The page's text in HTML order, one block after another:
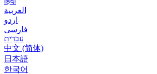
العربية
اردو
فارسی
עִברִית
中文 (简体)
日本語
한국어